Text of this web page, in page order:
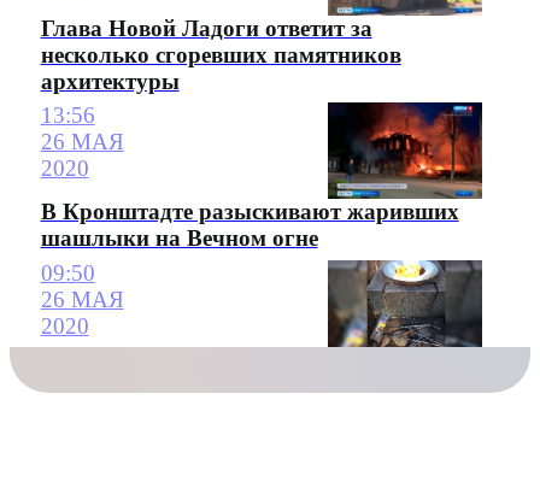
Глава Новой Ладоги ответит за
несколько сгоревших памятников
архитектуры
13:56
26 МАЯ
2020
В Кронштадте разыскивают жаривших
шашлыки на Вечном огне
09:50
26 МАЯ
2020